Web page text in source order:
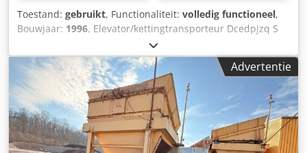
Toestand: gebruikt, Functionaliteit: volledig functioneel,
Bouwjaar: 1996, Elevator/kettingtransporteur Dcedpjzq S
Daofx Ah Rok Geschikt voor het transporteren van
bulkgoederen Hoogte: 26 m
Advertentie